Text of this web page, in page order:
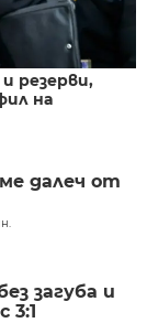
резерви,
на
далеч от
загуба и
3:1